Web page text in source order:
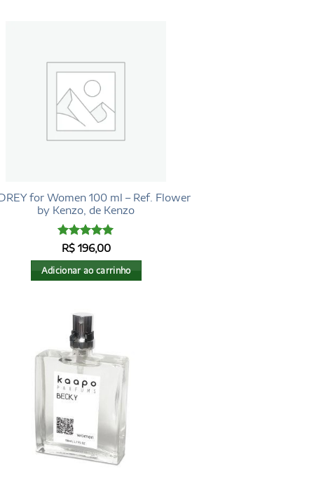
for Women 100 ml – Ref. Flower
by Kenzo, de Kenzo
Avaliação5
R$196,00
Adicionar ao carrinho